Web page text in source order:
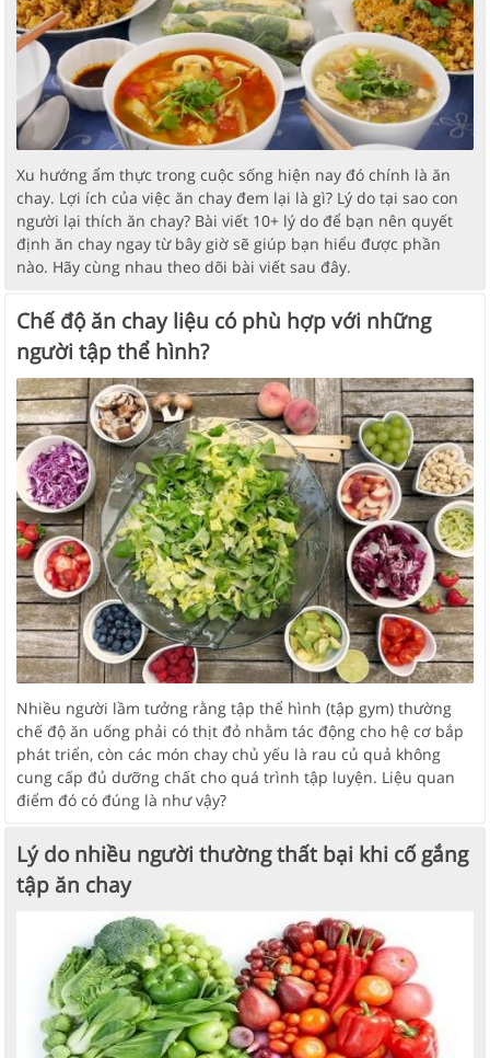
Xu hướng ẩm thực trong cuộc sống hiện nay đó chính là ăn
chay. Lợi ích của việc ăn chay đem lại là gì? Lý do tại sao con
người lại thích ăn chay? Bài viết 10+ lý do để bạn nên quyết
định ăn chay ngay từ bây giờ sẽ giúp bạn hiểu được phần
nào. Hãy cùng nhau theo dõi bài viết sau đây.
Chế độ ăn chay liệu có phù hợp với những
người tập thể hình?
Nhiều người lầm tưởng rằng tập thể hình (tập gym) thường
chế độ ăn uống phải có thịt đỏ nhằm tác động cho hệ cơ bắp
phát triển, còn các món chay chủ yếu là rau củ quả không
cung cấp đủ dưỡng chất cho quá trình tập luyện. Liệu quan
điểm đó có đúng là như vậy?
Lý do nhiều người thường thất bại khi cố gắng
tập ăn chay